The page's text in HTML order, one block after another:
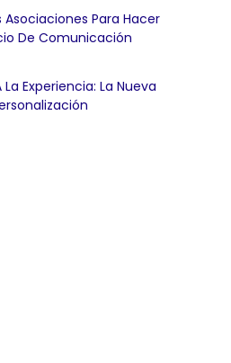
Asociaciones Para Hacer
De Comunicación
Experiencia: La Nueva